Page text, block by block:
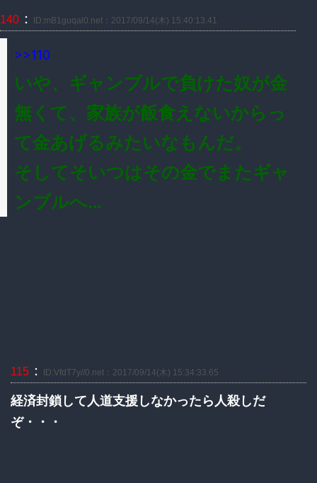
140 ： ID:mB1guqal0.net：2017/09/14(木) 15:40:13.41
>>110
いや、ギャンブルで負けた奴が金
無くて、家族が飯食えないからっ
て金あげるみたいなもんだ。
そしてそいつはその金でまたギャ
ンブルへ…
115 ： ID:VfdT7y//0.net：2017/09/14(木) 15:34:33.65
経済封鎖して人道支援しなかったら人殺しだ
ぞ・・・